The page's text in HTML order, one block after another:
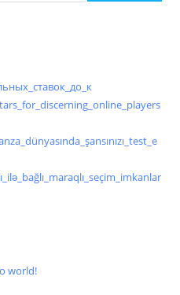
world!